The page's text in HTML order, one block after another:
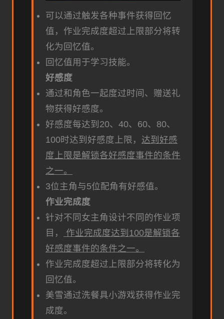
可以通过触发各种事件获得回忆
值，作业完成度超过上限部分将转
化为回忆值。
回忆值用于学习技能。
好感度
通过和角色一起度过时间、赠送礼
物获得好感度。
好感度每达到20、40、60、80、
100时达到好感度上限， 达到好感
度上限是解锁各好感度事件的条件
之一。
3位主角与5位配角有好感值。
作业完成度
针对不同女主角设计不同的作业项
目，
作业完成度达到100是解锁各
好感度事件的条件之一。
作业完成度超过上限部分将转化为
回忆值。
美雪通过洗餐具小游戏获得作业完
成度。